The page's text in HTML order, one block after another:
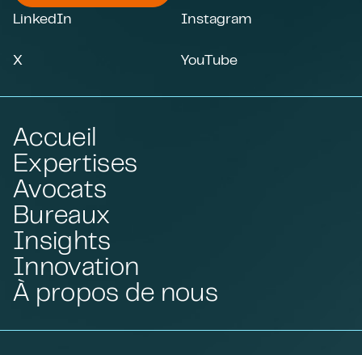
LinkedIn Instagram
X YouTube
Accueil
Expertises
Avocats
Bureaux
Insights
Innovation
À propos de nous